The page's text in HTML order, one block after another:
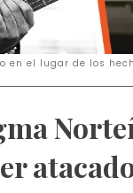
en el lugar de los